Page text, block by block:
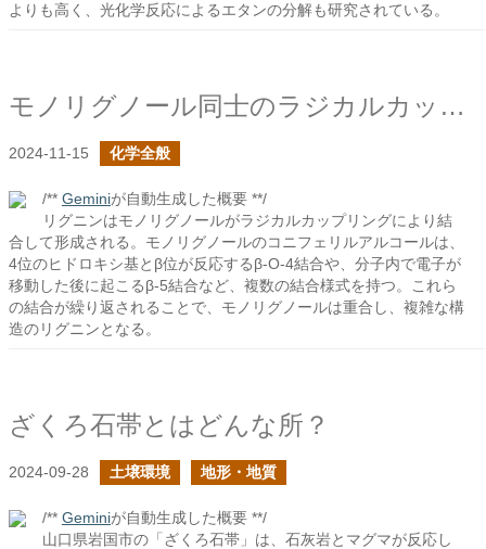
よりも高く、光化学反応によるエタンの分解も研究されている。
モノリグノール同士のラジカルカップリング
2024-11-15 化学全般
/** Geminiが自動生成した概要 **/
リグニンはモノリグノールがラジカルカップリングにより結
合して形成される。モノリグノールのコニフェリルアルコールは、
4位のヒドロキシ基とβ位が反応するβ-O-4結合や、分子内で電子が
移動した後に起こるβ-5結合など、複数の結合様式を持つ。これら
の結合が繰り返されることで、モノリグノールは重合し、複雑な構
造のリグニンとなる。
ざくろ石帯とはどんな所？
2024-09-28 土壌環境 地形・地質
/** Geminiが自動生成した概要 **/
山口県岩国市の「ざくろ石帯」は、石灰岩とマグマが反応し